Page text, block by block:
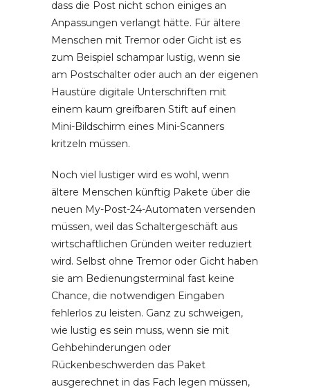
dass die Post nicht schon einiges an
Anpassungen verlangt hätte. Für ältere
Menschen mit Tremor oder Gicht ist es
zum Beispiel schampar lustig, wenn sie
am Postschalter oder auch an der eigenen
Haustüre digitale Unterschriften mit
einem kaum greifbaren Stift auf einen
Mini-Bildschirm eines Mini-Scanners
kritzeln müssen.
Noch viel lustiger wird es wohl, wenn
ältere Menschen künftig Pakete über die
neuen My-Post-24-Automaten versenden
müssen, weil das Schaltergeschäft aus
wirtschaftlichen Gründen weiter reduziert
wird. Selbst ohne Tremor oder Gicht haben
sie am Bedienungsterminal fast keine
Chance, die notwendigen Eingaben
fehlerlos zu leisten. Ganz zu schweigen,
wie lustig es sein muss, wenn sie mit
Gehbehinderungen oder
Rückenbeschwerden das Paket
ausgerechnet in das Fach legen müssen,